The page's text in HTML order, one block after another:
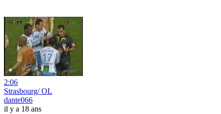
2:06
Strasbourg/ OL
dante066
il y a 18 ans